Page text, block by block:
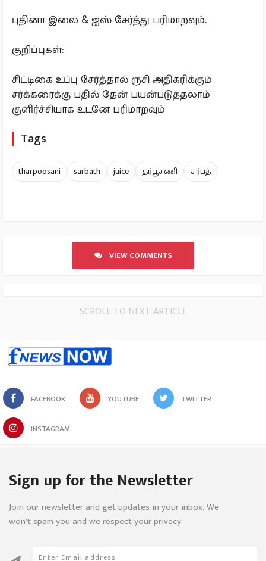
புதினா இலை & ஐஸ் சேர்த்து பரிமாறவும்.
குறிப்புகள்:
சிட்டிகை உப்பு சேர்த்தால் ருசி அதிகரிக்கும்
சர்க்கரைக்கு பதில் தேன் பயன்படுத்தலாம்
குளிர்ச்சியாக உடனே பரிமாறவும்
Tags
tharpoosani sarbath juice தர்பூசணி சர்பத்
VIEW COMMENTS
SCROLL TO NEXT ARTICLE
FACEBOOK YOUTUBE TWITTER
INSTAGRAM
Sign up for the Newsletter
Join our newsletter and get updates in your inbox. We
won’t spam you and we respect your privacy.